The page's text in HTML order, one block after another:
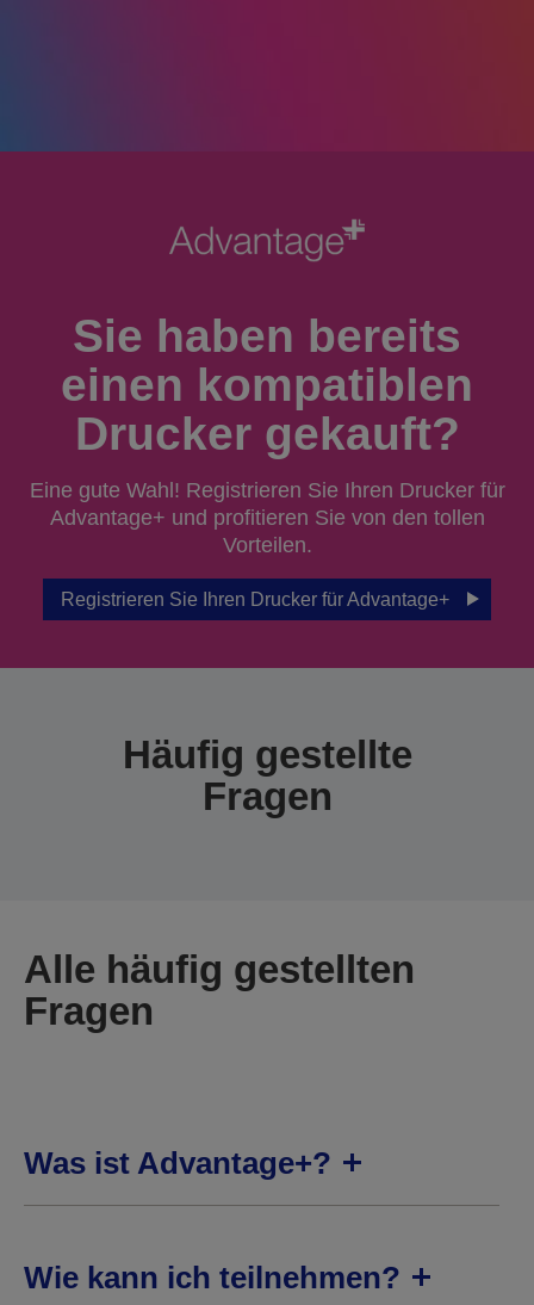
Sie haben bereits
einen kompatiblen
Drucker gekauft?
Eine gute Wahl! Registrieren Sie Ihren Drucker für
Advantage+ und profitieren Sie von den tollen
Vorteilen.
Registrieren Sie Ihren Drucker für Advantage+
Häufig gestellte
Fragen
Alle häufig gestellten
Fragen
Was ist Advantage+?
Wie kann ich teilnehmen?